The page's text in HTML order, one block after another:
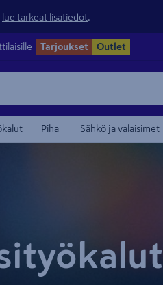
lue tärkeät lisätiedot
Tarjoukset Outlet
Piha Sähkö ja valaisimet